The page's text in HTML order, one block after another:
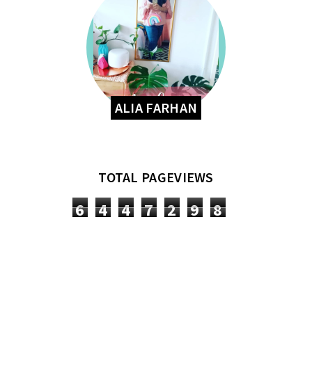
ALIA FARHAN
TOTAL PAGEVIEWS
6 4 4 7 2 9 8